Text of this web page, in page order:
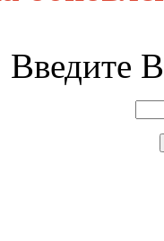
Введите